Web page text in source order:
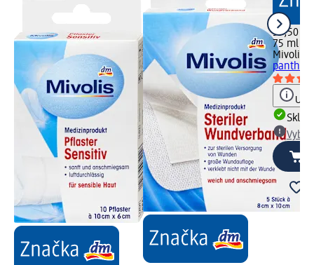
59,50 Kč
75 ml
Mivolis